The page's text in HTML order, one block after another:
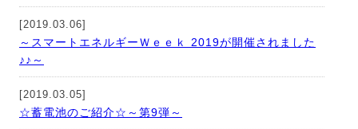
[2019.03.06]
～スマートエネルギーＷｅｅｋ 2019が開催されました
♪♪～
[2019.03.05]
☆蓄電池のご紹介☆～第9弾～